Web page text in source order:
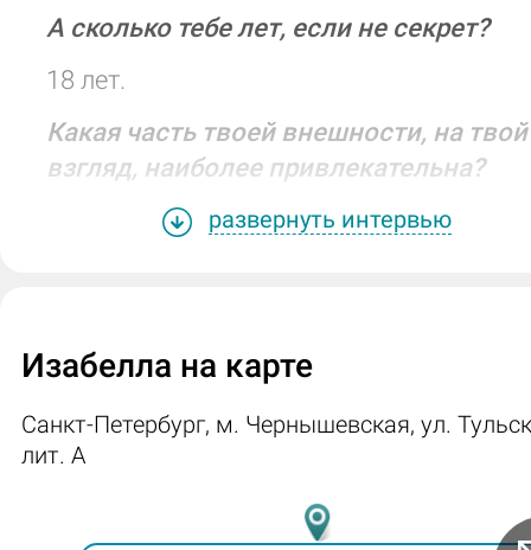
А сколько тебе лет, если не секрет?
18 лет.
Какая часть твоей внешности, на твой
взгляд, наиболее привлекательна?
Спокойная.
Расскажи, пожалуйста, о своих
предпочтениях в массаже.
(Предпочтения девушки отражены в разделе
"Массажные услуги" – прим. Дона М.)
развернуть интервью
Изабелла на карте
Санкт-Петербург, м. Чернышевская, ул.
лит. А